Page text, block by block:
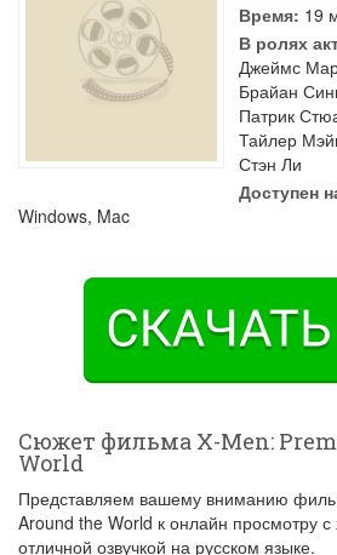
Время: 19
В ролях
Джеймс
Брайан
Патрик
Тайлер
Стэн Ли
Доступен
Windows, Mac
Сюжет фильма X-Men:
World
Представляем вашему вниманию
Around the World к онлайн просмотру
отличной озвучкой на русском языке.